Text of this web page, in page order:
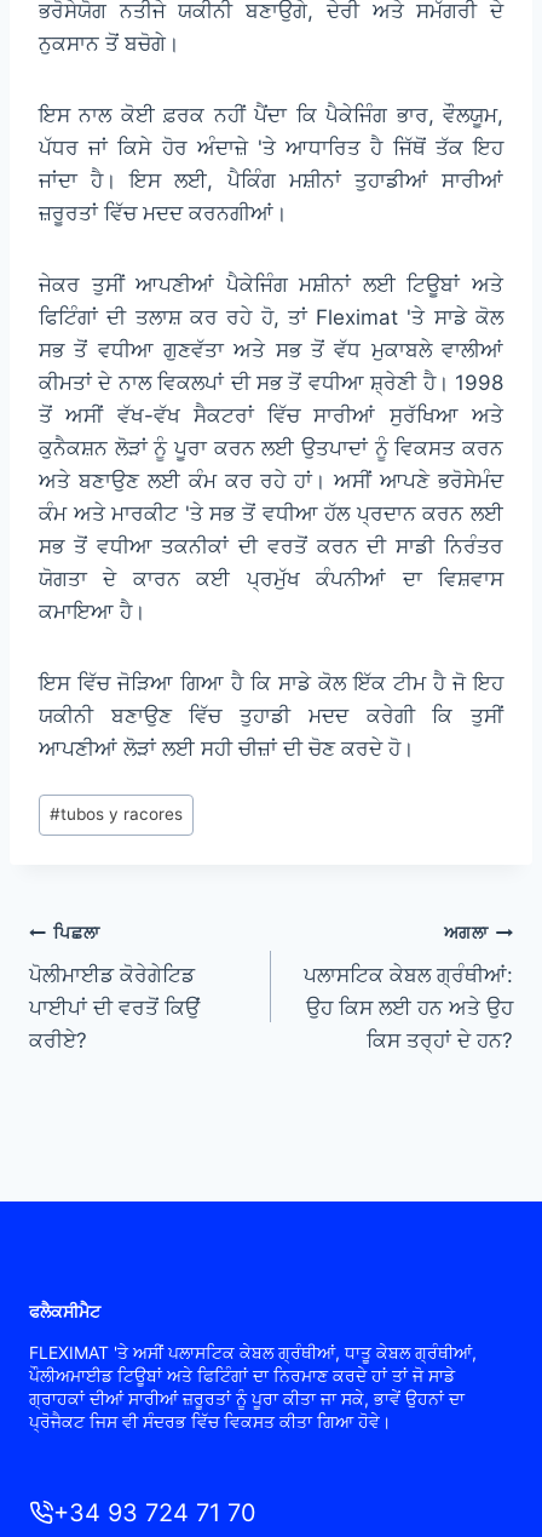
ਭਰੋਸੇਯੋਗ ਨਤੀਜੇ ਯਕੀਨੀ ਬਣਾਉਗੇ, ਦੇਰੀ ਅਤੇ ਸਮੱਗਰੀ ਦੇ
ਨੁਕਸਾਨ ਤੋਂ ਬਚੋਗੇ।
ਇਸ ਨਾਲ ਕੋਈ ਫ਼ਰਕ ਨਹੀਂ ਪੈਂਦਾ ਕਿ ਪੈਕੇਜਿੰਗ ਭਾਰ, ਵੌਲਯੂਮ,
ਪੱਧਰ ਜਾਂ ਕਿਸੇ ਹੋਰ ਅੰਦਾਜ਼ੇ 'ਤੇ ਆਧਾਰਿਤ ਹੈ ਜਿੱਥੋਂ ਤੱਕ ਇਹ
ਜਾਂਦਾ ਹੈ। ਇਸ ਲਈ, ਪੈਕਿੰਗ ਮਸ਼ੀਨਾਂ ਤੁਹਾਡੀਆਂ ਸਾਰੀਆਂ
ਜ਼ਰੂਰਤਾਂ ਵਿੱਚ ਮਦਦ ਕਰਨਗੀਆਂ।
ਜੇਕਰ ਤੁਸੀਂ ਆਪਣੀਆਂ ਪੈਕੇਜਿੰਗ ਮਸ਼ੀਨਾਂ ਲਈ ਟਿਊਬਾਂ ਅਤੇ
ਫਿਟਿੰਗਾਂ ਦੀ ਤਲਾਸ਼ ਕਰ ਰਹੇ ਹੋ, ਤਾਂ Fleximat 'ਤੇ ਸਾਡੇ ਕੋਲ
ਸਭ ਤੋਂ ਵਧੀਆ ਗੁਣਵੱਤਾ ਅਤੇ ਸਭ ਤੋਂ ਵੱਧ ਮੁਕਾਬਲੇ ਵਾਲੀਆਂ
ਕੀਮਤਾਂ ਦੇ ਨਾਲ ਵਿਕਲਪਾਂ ਦੀ ਸਭ ਤੋਂ ਵਧੀਆ ਸ਼੍ਰੇਣੀ ਹੈ। 1998
ਤੋਂ ਅਸੀਂ ਵੱਖ-ਵੱਖ ਸੈਕਟਰਾਂ ਵਿੱਚ ਸਾਰੀਆਂ ਸੁਰੱਖਿਆ ਅਤੇ
ਕੁਨੈਕਸ਼ਨ ਲੋੜਾਂ ਨੂੰ ਪੂਰਾ ਕਰਨ ਲਈ ਉਤਪਾਦਾਂ ਨੂੰ ਵਿਕਸਤ ਕਰਨ
ਅਤੇ ਬਣਾਉਣ ਲਈ ਕੰਮ ਕਰ ਰਹੇ ਹਾਂ। ਅਸੀਂ ਆਪਣੇ ਭਰੋਸੇਮੰਦ
ਕੰਮ ਅਤੇ ਮਾਰਕੀਟ 'ਤੇ ਸਭ ਤੋਂ ਵਧੀਆ ਹੱਲ ਪ੍ਰਦਾਨ ਕਰਨ ਲਈ
ਸਭ ਤੋਂ ਵਧੀਆ ਤਕਨੀਕਾਂ ਦੀ ਵਰਤੋਂ ਕਰਨ ਦੀ ਸਾਡੀ ਨਿਰੰਤਰ
ਯੋਗਤਾ ਦੇ ਕਾਰਨ ਕਈ ਪ੍ਰਮੁੱਖ ਕੰਪਨੀਆਂ ਦਾ ਵਿਸ਼ਵਾਸ
ਕਮਾਇਆ ਹੈ।
ਇਸ ਵਿੱਚ ਜੋੜਿਆ ਗਿਆ ਹੈ ਕਿ ਸਾਡੇ ਕੋਲ ਇੱਕ ਟੀਮ ਹੈ ਜੋ ਇਹ
ਯਕੀਨੀ ਬਣਾਉਣ ਵਿੱਚ ਤੁਹਾਡੀ ਮਦਦ ਕਰੇਗੀ ਕਿ ਤੁਸੀਂ
ਆਪਣੀਆਂ ਲੋੜਾਂ ਲਈ ਸਹੀ ਚੀਜ਼ਾਂ ਦੀ ਚੋਣ ਕਰਦੇ ਹੋ।
ਪੋਸਟ
ਟੈਗਸ:
#tubos y racores
ਸੰਪਾਦਨਾ
ਨੈਵੀਗੇਸ਼ਨ
ਪਿਛਲਾ
ਪੋਲੀਮਾਈਡ ਕੋਰੇਗੇਟਿਡ
ਪਾਈਪਾਂ ਦੀ ਵਰਤੋਂ ਕਿਉਂ
ਕਰੀਏ?
ਅਗਲਾ
ਪਲਾਸਟਿਕ ਕੇਬਲ ਗ੍ਰੰਥੀਆਂ:
ਉਹ ਕਿਸ ਲਈ ਹਨ ਅਤੇ ਉਹ
ਕਿਸ ਤਰ੍ਹਾਂ ਦੇ ਹਨ?
ਫਲੈਕਸੀਮੈਟ
FLEXIMAT 'ਤੇ ਅਸੀਂ ਪਲਾਸਟਿਕ ਕੇਬਲ ਗ੍ਰੰਥੀਆਂ, ਧਾਤੂ ਕੇਬਲ ਗ੍ਰੰਥੀਆਂ,
ਪੌਲੀਅਮਾਈਡ ਟਿਊਬਾਂ ਅਤੇ ਫਿਟਿੰਗਾਂ ਦਾ ਨਿਰਮਾਣ ਕਰਦੇ ਹਾਂ ਤਾਂ ਜੋ ਸਾਡੇ
ਗ੍ਰਾਹਕਾਂ ਦੀਆਂ ਸਾਰੀਆਂ ਜ਼ਰੂਰਤਾਂ ਨੂੰ ਪੂਰਾ ਕੀਤਾ ਜਾ ਸਕੇ, ਭਾਵੇਂ ਉਹਨਾਂ ਦਾ
ਪ੍ਰੋਜੈਕਟ ਜਿਸ ਵੀ ਸੰਦਰਭ ਵਿੱਚ ਵਿਕਸਤ ਕੀਤਾ ਗਿਆ ਹੋਵੇ।
+34 93 724 71 70